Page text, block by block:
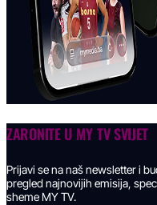
ZARONITE U MY TV SVIJET
Prijavi se na naš newsletter i
pregled najnovijih emisija,
sheme MY TV.